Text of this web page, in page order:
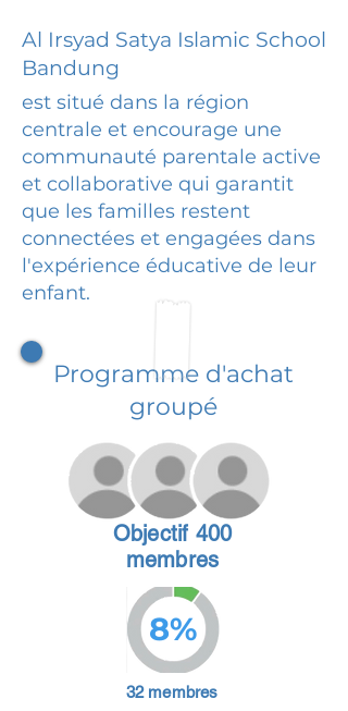
Al Irsyad Satya Islamic School
Bandung
est situé dans la région
centrale et encourage une
communauté parentale active
et collaborative qui garantit
que les familles restent
connectées et engagées dans
l'expérience éducative de leur
enfant.
Programme d'achat
groupé
Objectif 400
membres
8%
32 membres